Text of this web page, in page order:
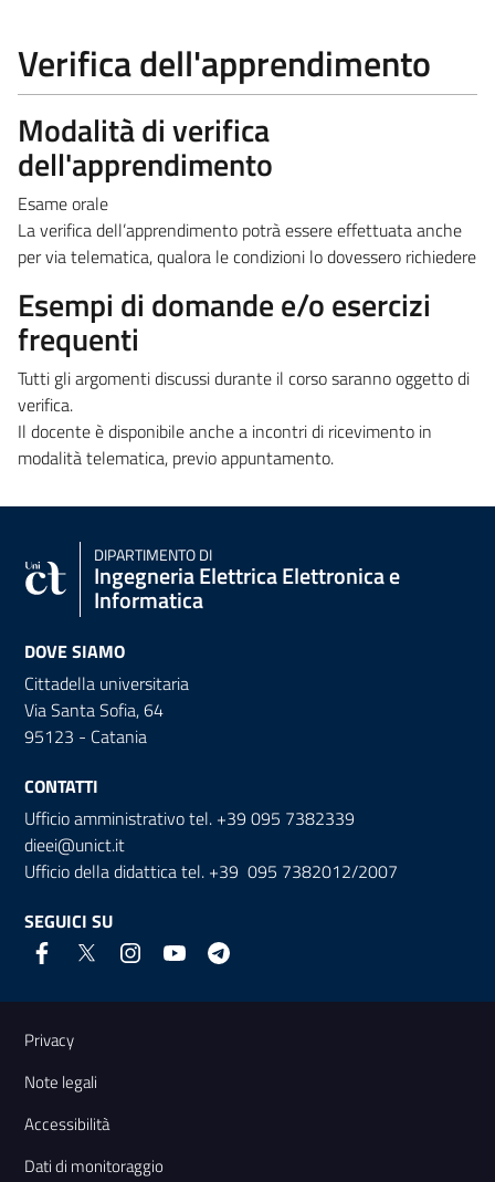
Verifica dell'apprendimento
Modalità di verifica
dell'apprendimento
Esame orale
La verifica dell’apprendimento potrà essere effettuata anche
per via telematica, qualora le condizioni lo dovessero richiedere
Esempi di domande e/o esercizi
frequenti
Tutti gli argomenti discussi durante il corso saranno oggetto di
verifica.
Il docente è disponibile anche a incontri di ricevimento in
modalità telematica, previo appuntamento.
DIPARTIMENTO DI
Ingegneria Elettrica Elettronica e
Informatica
DOVE SIAMO
Cittadella universitaria
Via Santa Sofia, 64
95123 - Catania
CONTATTI
Ufficio amministrativo tel. +39 095 7382339
dieei@unict.it
Ufficio della didattica tel. +39 095 7382012/2007
SEGUICI SU
Link e informazioni utili
Privacy
Note legali
Accessibilità
Dati di monitoraggio